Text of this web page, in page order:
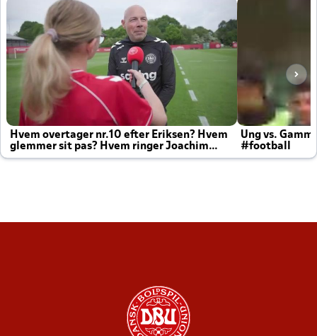
Hvem overtager nr.10 efter Eriksen? Hvem
glemmer sit pas? Hvem ringer Joachim
altid til efter kampe?
Ung vs.
#football